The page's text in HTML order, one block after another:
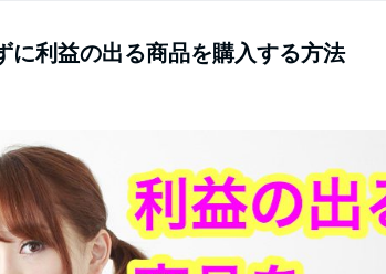
に利益の出る商品を購入する方法